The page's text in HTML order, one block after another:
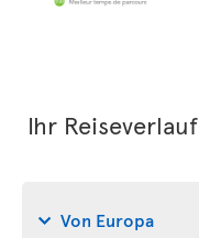
Ihr Reiseverlauf
Von Europa